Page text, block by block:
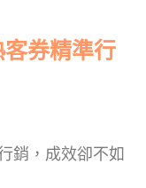
券精準行
銷，成效卻不如